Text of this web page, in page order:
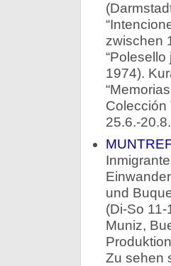
zwischen
1974).
Colección
25.6.-20.8.
und
(Di-So 11-
Muniz,
Zu sehen